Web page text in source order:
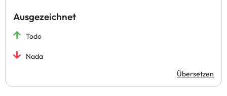
Ausgezeichnet
Todo
Nada
Übersetzen